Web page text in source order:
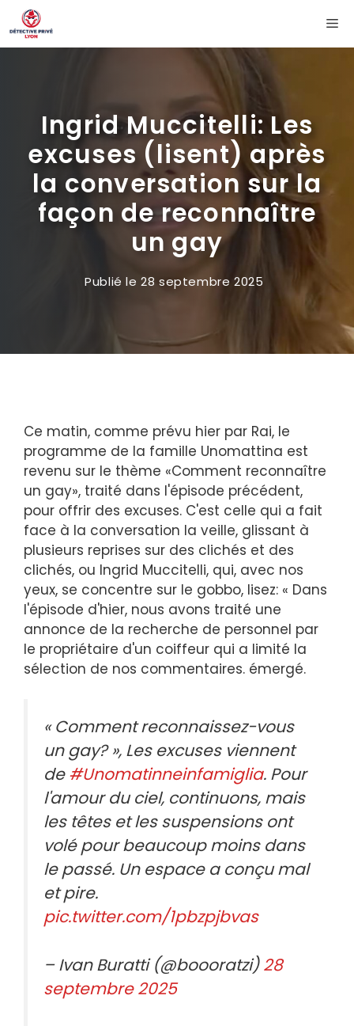
Aller
au
contenu
Ingrid Muccitelli: Les
excuses (lisent) après
la conversation sur la
façon de reconnaître
un gay
Publié le28 septembre 2025
Ce matin, comme prévu hier par Rai, le
programme de la famille Unomattina est
revenu sur le thème «Comment reconnaître
un gay», traité dans l'épisode précédent,
pour offrir des excuses. C'est celle qui a fait
face à la conversation la veille, glissant à
plusieurs reprises sur des clichés et des
clichés, ou Ingrid Muccitelli, qui, avec nos
yeux, se concentre sur le gobbo, lisez: « Dans
l'épisode d'hier, nous avons traité une
annonce de la recherche de personnel par
le propriétaire d'un coiffeur qui a limité la
sélection de nos commentaires. émergé.
« Comment reconnaissez-vous
un gay? », Les excuses viennent
de#Unomatinneinfamiglia. Pour
l'amour du ciel, continuons, mais
les têtes et les suspensions ont
volé pour beaucoup moins dans
le passé. Un espace a conçu mal
et pire.
pic.twitter.com/1pbzpjbvas
– Ivan Buratti (@boooratzi)28
septembre 2025